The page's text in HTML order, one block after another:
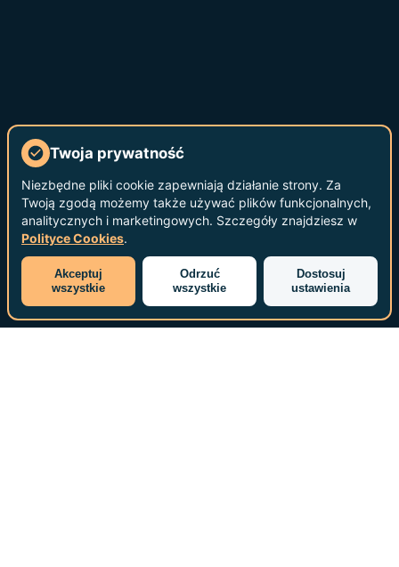
Twoja prywatność
Niezbędne pliki cookie zapewniają działanie strony. Za
Twoją zgodą możemy także używać plików funkcjonalnych,
analitycznych i marketingowych. Szczegóły znajdziesz w
Polityce Cookies.
Akceptuj
wszystkie
Odrzuć
wszystkie
Dostosuj
ustawienia